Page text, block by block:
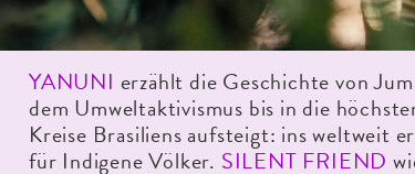
YANUNI erzählt die Geschichte von
dem Umweltaktivismus bis in die
Kreise Brasiliens aufsteigt: ins weltweit
für Indigene Völker. SILENT FRIEND